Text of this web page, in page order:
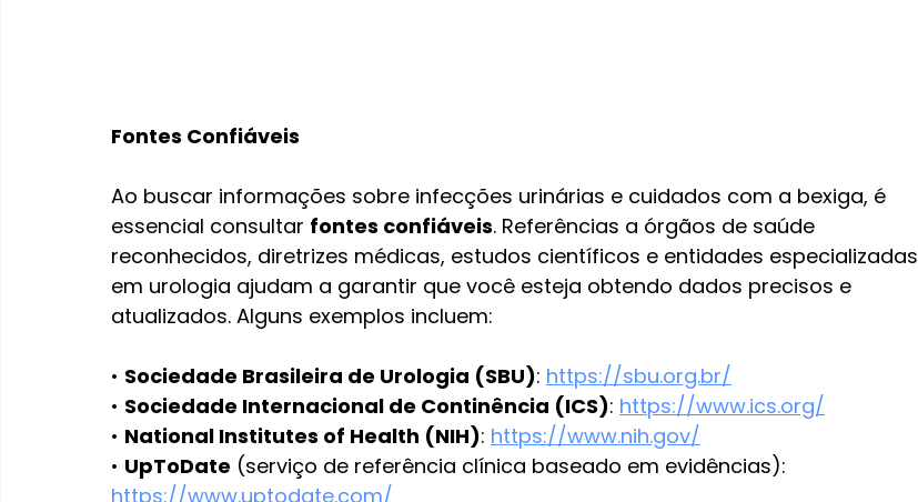
Fontes Confiáveis
Ao buscar informações sobre infecções urinárias e cuidados com a bexiga, é
essencial consultar fontes confiáveis. Referências a órgãos de saúde
reconhecidos, diretrizes médicas, estudos científicos e entidades especializadas
em urologia ajudam a garantir que você esteja obtendo dados precisos e
atualizados. Alguns exemplos incluem:
• Sociedade Brasileira de Urologia (SBU): https://sbu.org.br/
• Sociedade Internacional de Continência (ICS): https://www.ics.org/
• National Institutes of Health (NIH): https://www.nih.gov/
• UpToDate (serviço de referência clínica baseado em evidências):
https://www.uptodate.com/